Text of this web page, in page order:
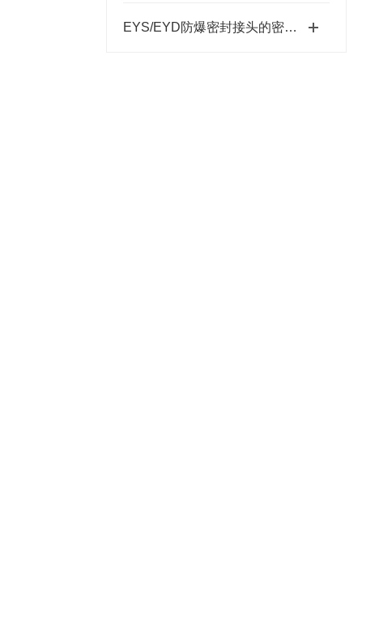
EYS/EYD防爆密封接头的密封圈怎么更换？